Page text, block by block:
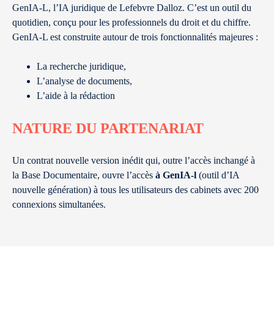
GenIA-L, l’IA juridique de Lefebvre Dalloz. C’est un outil du
quotidien, conçu pour les professionnels du droit et du chiffre.
GenIA-L est construite autour de trois fonctionnalités majeures :
La recherche juridique,
L’analyse de documents,
L’aide à la rédaction
NATURE DU PARTENARIAT
Un contrat nouvelle version inédit qui, outre l’accès inchangé à
la Base Documentaire, ouvre l’accès à GenIA-l (outil d’IA
nouvelle génération) à tous les utilisateurs des cabinets avec 200
connexions simultanées.